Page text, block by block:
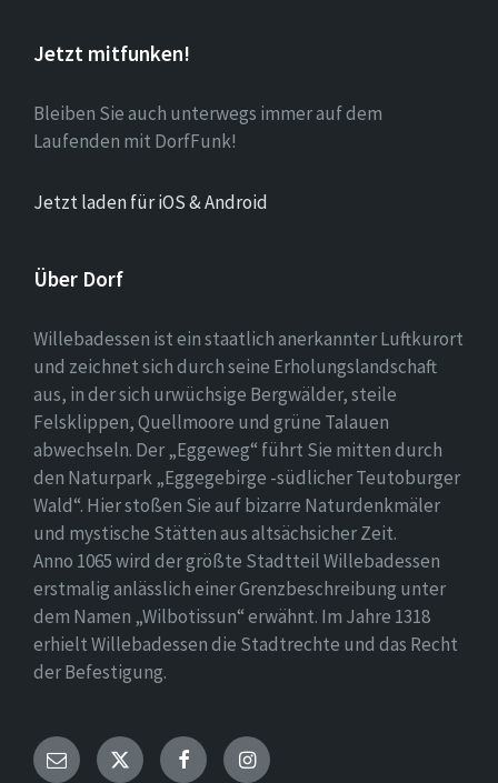
Jetzt mitfunken!
Bleiben Sie auch unterwegs immer auf dem
Laufenden mit DorfFunk!
Jetzt laden für iOS & Android
Über Dorf
Willebadessen ist ein staatlich anerkannter Luftkurort
und zeichnet sich durch seine Erholungslandschaft
aus, in der sich urwüchsige Bergwälder, steile
Felsklippen, Quellmoore und grüne Talauen
abwechseln. Der „Eggeweg“ führt Sie mitten durch
den Naturpark „Eggegebirge -südlicher Teutoburger
Wald“. Hier stoßen Sie auf bizarre Naturdenkmäler
und mystische Stätten aus altsächsicher Zeit.
Anno 1065 wird der größte Stadtteil Willebadessen
erstmalig anlässlich einer Grenzbeschreibung unter
dem Namen „Wilbotissun“ erwähnt. Im Jahre 1318
erhielt Willebadessen die Stadtrechte und das Recht
der Befestigung.
Email TwitterFacebookInstagram